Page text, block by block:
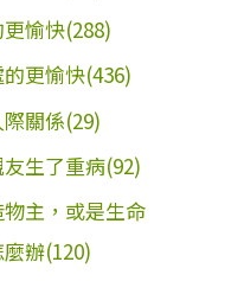
愉快(288)
更愉快(436)
關係(29)
生了重病(92)
主，或是生命
辦(120)